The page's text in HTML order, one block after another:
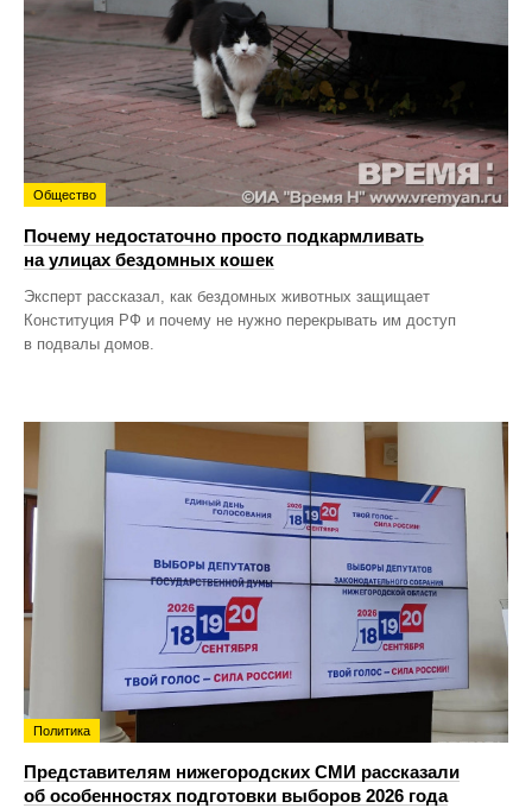
Общество
Почему недостаточно просто подкармливать
на улицах бездомных кошек
Эксперт рассказал, как бездомных животных защищает
Конституция РФ и почему не нужно перекрывать им доступ
в подвалы домов.
Политика
Представителям нижегородских СМИ рассказали
об особенностях подготовки выборов 2026 года